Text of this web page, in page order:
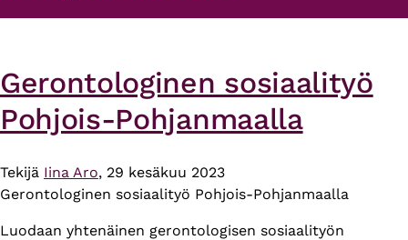
Gerontologinen sosiaalityö
Pohjois-Pohjanmaalla
Tekijä Iina Aro, 29 kesäkuu 2023
Gerontologinen sosiaalityö Pohjois-Pohjanmaalla
Luodaan yhtenäinen gerontologisen sosiaalityön